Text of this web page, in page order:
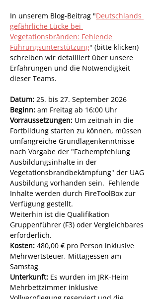
In unserem Blog-Beitrag "Deutschlands
gefährliche Lücke bei
Vegetationsbränden: Fehlende
Führungsunterstützung" (bitte klicken)
schreiben wir detailliert über unsere
Erfahrungen und die Notwendigkeit
dieser Teams.
Datum: 25. bis 27. September 2026
Beginn: am Freitag ab 16:00 Uhr
Vorraussetzungen: Um zeitnah in die
Fortbildung starten zu können, müssen
umfangreiche Grundlagenkenntnisse
nach Vorgabe der "Fachempfehlung
Ausbildungsinhalte in der
Vegetationsbrandbekämpfung" der UAG
Ausbildung vorhanden sein.  Fehlende
Inhalte werden durch FireToolBox zur
Verfügung gestellt.
Weiterhin ist die Qualifikation
Gruppenführer (F3) oder Vergleichbares
erforderlich.
Kosten: 480,00 € pro Person inklusive
Mehrwertsteuer, Mittagessen am
Samstag
Unterkunft: Es wurden im JRK-Heim
Mehrbettzimmer inklusive